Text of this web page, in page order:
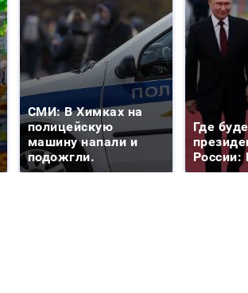
СМИ: В Химках на
полицейскую
машину напали и
подожгли.
Где
России: